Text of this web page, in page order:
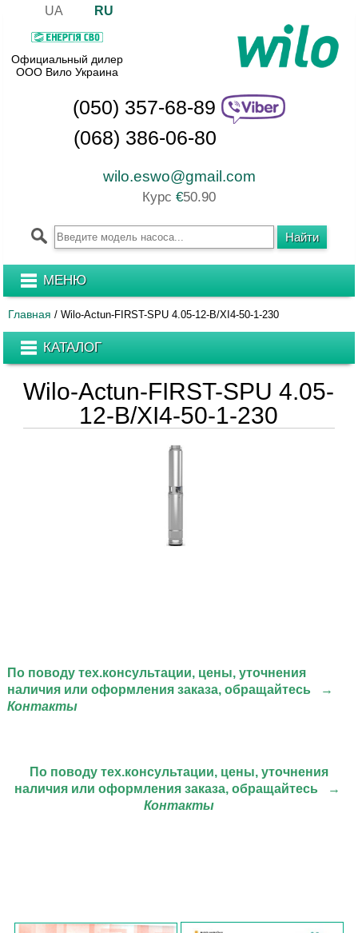
UA RU
Официальный дилер
ООО Вило Украина
(050) 357-68-89
(068) 386-06-80
wilo.eswo@gmail.com
Курс €50.90
МЕНЮ
Главная / Wilo-Actun-FIRST-SPU 4.05-12-B/XI4-50-1-230
КАТАЛОГ
Wilo-Actun-FIRST-SPU 4.05-
12-B/XI4-50-1-230
По поводу тех.консультации, цены, уточнения
наличия или оформления заказа, обращайтесь
→
Контакты
По поводу тех.консультации, цены, уточнения
наличия или оформления заказа, обращайтесь
→
Контакты